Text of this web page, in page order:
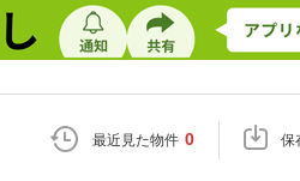
最近見た物件 0 保